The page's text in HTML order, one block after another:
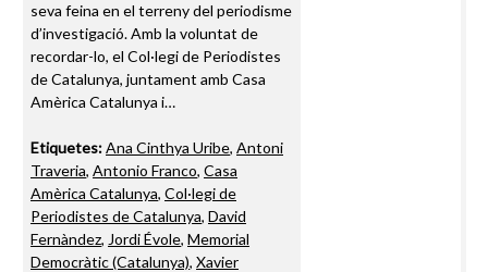
seva feina en el terreny del periodisme
d’investigació. Amb la voluntat de
recordar-lo, el Col·legi de Periodistes
de Catalunya, juntament amb Casa
Amèrica Catalunya i…
Etiquetes:Ana Cinthya Uribe, Antoni
Traveria, Antonio Franco, Casa
Amèrica Catalunya, Col·legi de
Periodistes de Catalunya, David
Fernàndez, Jordi Évole, Memorial
Democràtic (Catalunya), Xavier